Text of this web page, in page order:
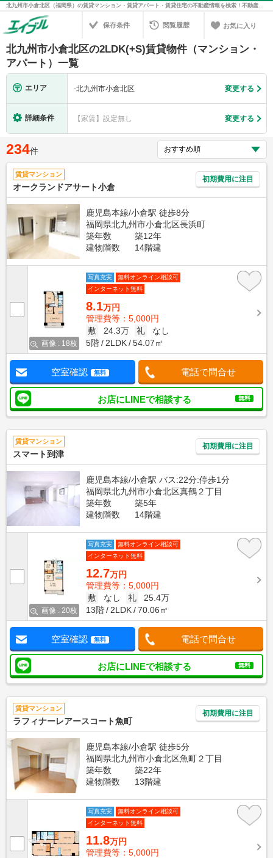
北九州市小倉北区（福岡県）の賃貸マンション・賃貸アパート・賃貸住宅の不動産情報を検索！不動産賃貸の物件探しは、お部屋探しのエイブル
保存条件 閲覧履歴 お気に入り
北九州市小倉北区の2LDK(+S)賃貸物件（マンション・
アパート）一覧
エリア -北九州市小倉北区 変更する
詳細条件 【家賃】設定無し 変更する
234件
賃貸マンション
オークランドアサート小倉
初期費用に注目
鹿児島本線/小倉駅 徒歩8分
福岡県北九州市小倉北区長浜町
築年数
築12年
建物階数
14階建
画像 : 18枚
写真充実
無料オンライン相談可
インターネット無料
8.1万円
管理費等：5,000円
敷
24.3万 礼
なし
5階
2LDK 54.07㎡
空室確認 無料 電話で問合せ
お店にLINEで相談する 無料
賃貸マンション
スマート到津
初期費用に注目
鹿児島本線/小倉駅 バス:22分:停歩1分
福岡県北九州市小倉北区真鶴２丁目
築年数
築5年
建物階数
14階建
画像 : 20枚
写真充実
無料オンライン相談可
インターネット無料
12.7万円
管理費等：5,000円
敷
なし 礼
25.4万
13階
2LDK 70.06㎡
空室確認 無料 電話で問合せ
お店にLINEで相談する 無料
賃貸マンション
ラフィナーレアースコート魚町
初期費用に注目
鹿児島本線/小倉駅 徒歩5分
福岡県北九州市小倉北区魚町２丁目
築年数
築22年
建物階数
13階建
写真充実
無料オンライン相談可
インターネット無料
11.8万円
管理費等：5,000円